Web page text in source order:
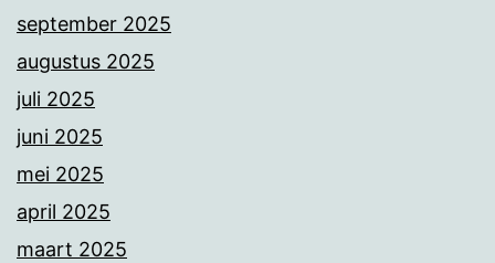
september 2025
augustus 2025
juli 2025
juni 2025
mei 2025
april 2025
maart 2025